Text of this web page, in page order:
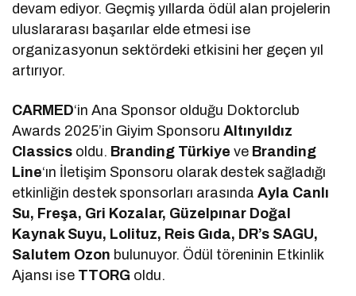
devam ediyor. Geçmiş yıllarda ödül alan projelerin
uluslararası başarılar elde etmesi ise
organizasyonun sektördeki etkisini her geçen yıl
artırıyor.
CARMED‘in Ana Sponsor olduğu Doktorclub
Awards 2025’in Giyim SponsoruAltınyıldız
Classics oldu. Branding Türkiye ve Branding
Line‘ın İletişim Sponsoru olarak destek sağladığı
etkinliğin destek sponsorları arasındaAyla Canlı
Su, Freşa, Gri Kozalar, Güzelpınar Doğal
Kaynak Suyu, Lolituz, Reis Gıda, DR’s SAGU,
Salutem Ozon bulunuyor. Ödül töreninin Etkinlik
Ajansı ise TTORG oldu.